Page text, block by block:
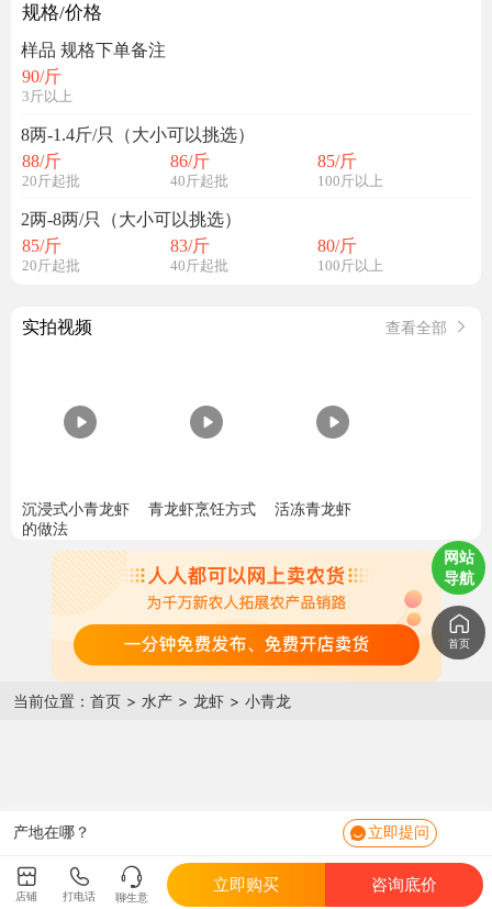
规格/价格
样品 规格下单备注
90/斤
3斤以上
8两-1.4斤/只（大小可以挑选）
88/斤
20斤起批
86/斤
40斤起批
85/斤
100斤以上
2两-8两/只（大小可以挑选）
85/斤
20斤起批
83/斤
40斤起批
80/斤
100斤以上
实拍视频 查看全部
沉浸式小青龙虾
的做法
青龙虾烹饪方式 活冻青龙虾
当前位置： 首页 > 水产 > 龙虾 > 小青龙
店铺 打电话 聊生意
立即购买 咨询底价
网站
导航
首页
产地在哪？
包活么？
立即提问